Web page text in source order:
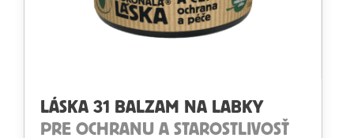
LÁSKA 31 BALZAM NA LABKY
PRE OCHRANU A STAROSTLIVOSŤ